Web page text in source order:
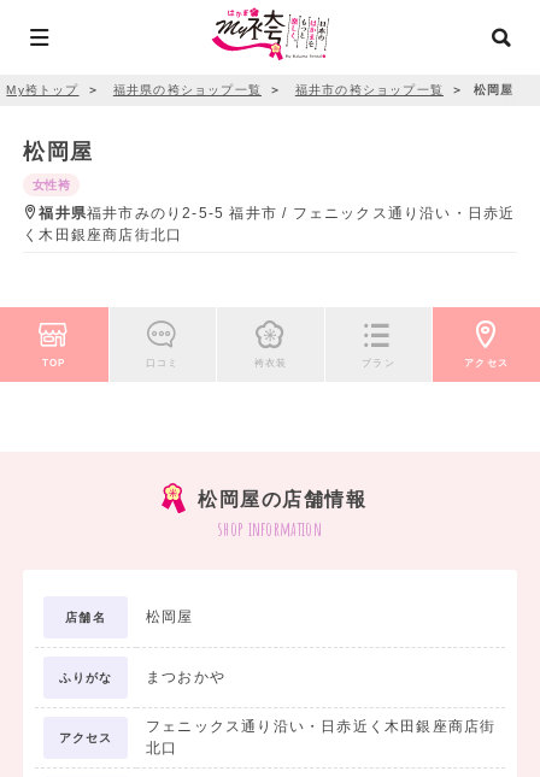
My袴トップ ＞ 福井県の袴ショップ一覧 ＞ 福井市の袴ショップ一覧 ＞ 松岡屋
松岡屋
女性袴
福井県福井市みのり2-5-5 福井市 / フェニックス通り沿い・日赤近
く木田銀座商店街北口
TOP 口コミ 袴衣装 プラン アクセス
松岡屋の店舗情報
shop information
店舗名 松岡屋
ふりがな まつおかや
アクセス
フェニックス通り沿い・日赤近く木田銀座商店街
北口